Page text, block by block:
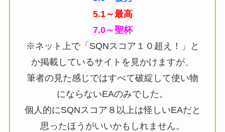
5.1～最高
7.0～聖杯
※ネット上で「SQNスコア１０超え！」と
か掲載しているサイトを見かけますが、
筆者の見た感じではすべて破綻して使い物
にならないEAのみでした。
個人的にSQNスコア８以上は怪しいEAだと
思ったほうがいいかもしれません。